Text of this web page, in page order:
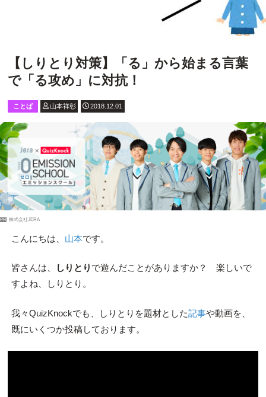
【しりとり対策】「る」から始まる言葉
で「る攻め」に対抗！
ことば 山本祥彰 2018.12.01
PR 株式会社JERA
こんにちは、 山本です。
皆さんは、 しりとり で遊んだことがありますか？ 楽しいで
すよね、しりとり。
我々QuizKnockでも、しりとりを題材とした記事や動画を、
既にいくつか投稿しております。